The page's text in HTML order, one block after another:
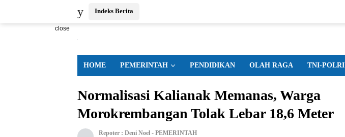
Indeks Berita
close
HOME PEMERINTAH PENDIDIKAN OLAH RAGA TNI-POLRI
Normalisasi Kalianak Memanas, Warga
Morokrembangan Tolak Lebar 18,6 Meter
Repoter : Deni Noel - PEMERINTAH